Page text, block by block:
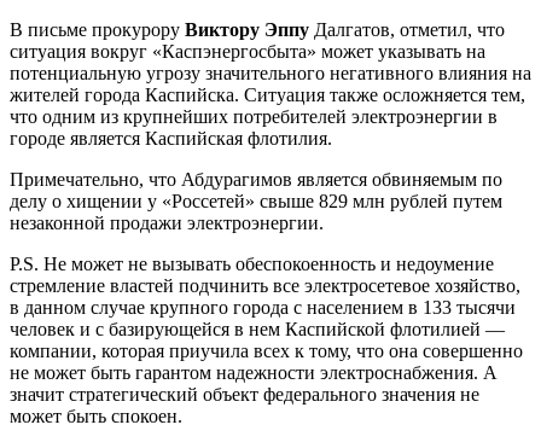
В письме прокурору Виктору Эппу Далгатов, отметил, что
ситуация вокруг «Каспэнергосбыта» может указывать на
потенциальную угрозу значительного негативного влияния на
жителей города Каспийска. Ситуация также осложняется тем,
что одним из крупнейших потребителей электроэнергии в
городе является Каспийская флотилия.
Примечательно, что Абдурагимов является обвиняемым по
делу о хищении у «Россетей» свыше 829 млн рублей путем
незаконной продажи электроэнергии.
P.S. Не может не вызывать обеспокоенность и недоумение
стремление властей подчинить все электросетевое хозяйство,
в данном случае крупного города с населением в 133 тысячи
человек и с базирующейся в нем Каспийской флотилией —
компании, которая приучила всех к тому, что она совершенно
не может быть гарантом надежности электроснабжения. А
значит стратегический объект федерального значения не
может быть спокоен.